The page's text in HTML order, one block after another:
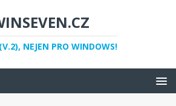
NEJEN PRO WINDOWS!